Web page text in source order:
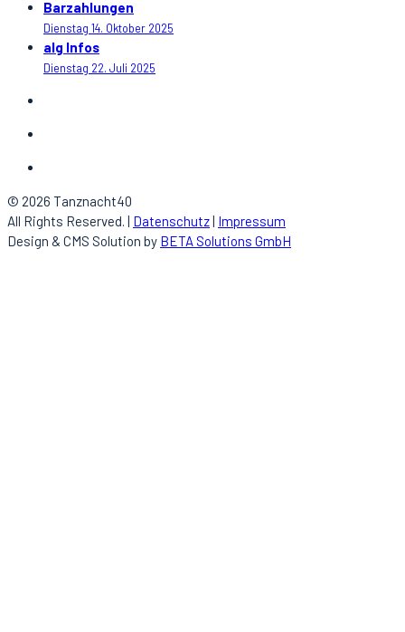
Barzahlungen
Dienstag 14. Oktober 2025
alg Infos
Dienstag 22. Juli 2025
© 2026 Tanznacht40
All Rights Reserved. | Datenschutz| Impressum
Design & CMS Solution by BETA Solutions GmbH